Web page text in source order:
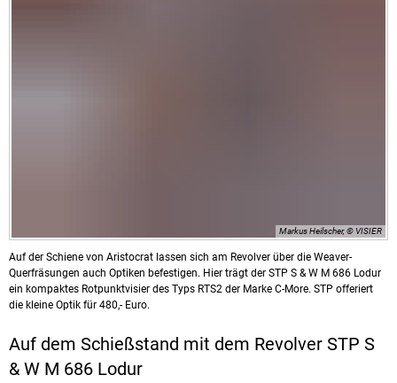
Markus Heilscher, © VISIER
Auf der Schiene von Aristocrat lassen sich am Revolver über die Weaver-
Querfräsungen auch Optiken befestigen. Hier trägt der STP S & W M 686 Lodur
ein kompaktes Rotpunktvisier des Typs RTS2 der Marke C-More. STP offeriert
die kleine Optik für 480,- Euro.
Auf dem Schießstand mit dem Revolver STP S
& W M 686 Lodur